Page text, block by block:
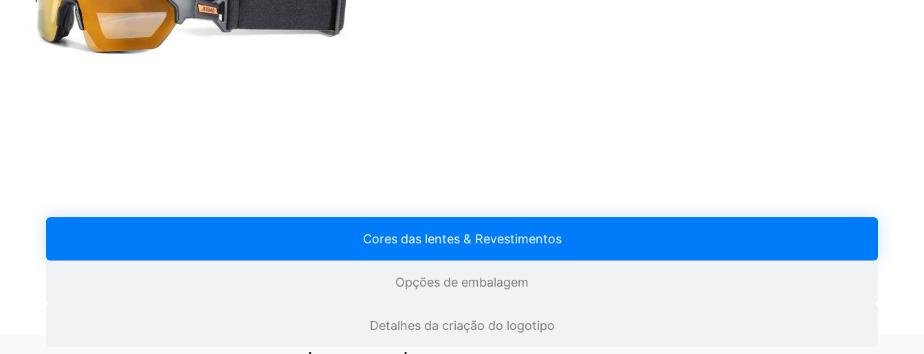
Cores das lentes & Revestimentos
Opções de embalagem
Detalhes da criação do logotipo